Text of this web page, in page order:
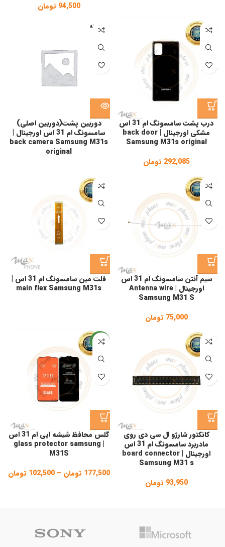
94,500 تومان
درب پشت سامسونگ ام 31 اس
مشکی اورجینال | back door
Samsung M31s original
292,085 تومان
فروخته
شده
دوربین پشت(دوربین اصلی)
سامسونگ ام 31 اس اورجینال |
back camera Samsung M31s
original
سیم آنتن سامسونگ ام 31 اس
اورجینال | Antenna wire
Samsung M31 S
75,000 تومان
فلت مین سامسونگ ام 31 اس |
main flex Samsung M31s
کانکتور شارژو ال سی دی روی
مادربرد سامسونگ ام 31 اس
اورجینال | board connector
Samsung M31 s
93,950 تومان
جدید
گلس محافظ شیشه ایی ام 31 اس
| glass protector samsung
M31S
177,500 تومان –
102,500 تومان